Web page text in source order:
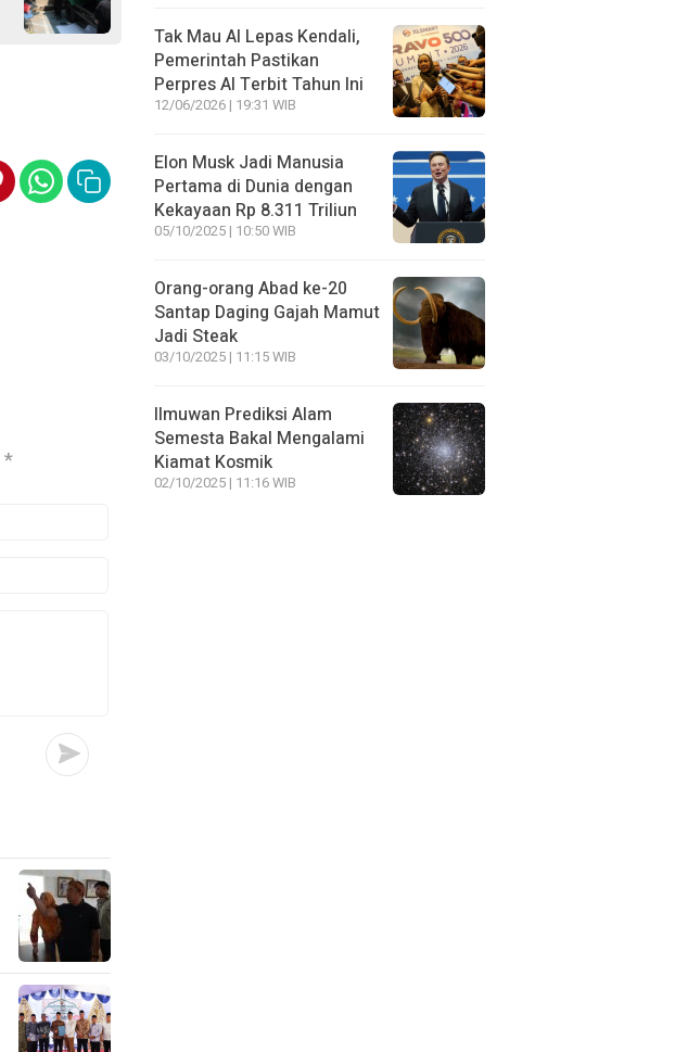
*
Tak Mau AI Lepas Kendali,
Pemerintah Pastikan
Perpres AI Terbit Tahun Ini
12/06/2026 | 19:31 WIB
Elon Musk Jadi Manusia
Pertama di Dunia dengan
Kekayaan Rp 8.311 Triliun
05/10/2025 | 10:50 WIB
Orang-orang Abad ke-20
Santap Daging Gajah Mamut
Jadi Steak
03/10/2025 | 11:15 WIB
Ilmuwan Prediksi Alam
Semesta Bakal Mengalami
Kiamat Kosmik
02/10/2025 | 11:16 WIB